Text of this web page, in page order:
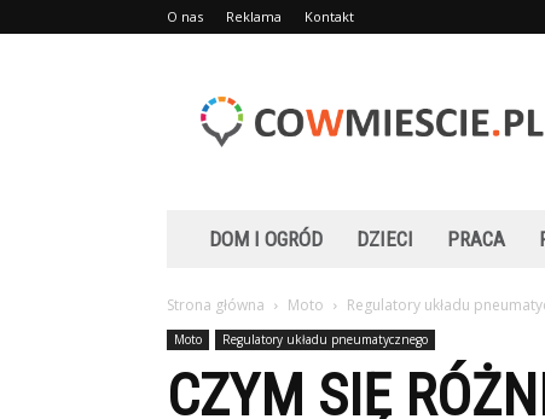
O nas Reklama Kontakt
DOM I OGRÓD DZIECI PRACA
Strona główna Moto Regulatory układu
Moto Regulatory układu pneumatycznego
CZYM SIĘ